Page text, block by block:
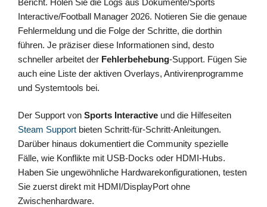
Interactive/Football Manager 2026. Notieren Sie die genaue
Fehlermeldung und die Folge der Schritte, die dorthin
führen. Je präziser diese Informationen sind, desto
schneller arbeitet der Fehlerbehebung-Support. Fügen Sie
auch eine Liste der aktiven Overlays, Antivirenprogramme
und Systemtools bei.
Der Support von Sports Interactive und die Hilfeseiten
Steam Support bieten Schritt-für-Schritt-Anleitungen.
Darüber hinaus dokumentiert die Community spezielle
Fälle, wie Konflikte mit USB-Docks oder HDMI-Hubs.
Haben Sie ungewöhnliche Hardwarekonfigurationen, testen
Sie zuerst direkt mit HDMI/DisplayPort ohne
Zwischenhardware.